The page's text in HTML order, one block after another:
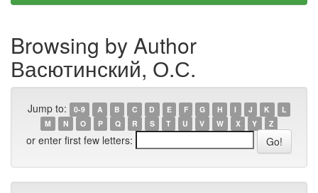
Browsing by Author
Васютинский, О.С.
Jump to: 0-9 A B C D E F G H I J K
L
M
N O P Q R S T U V W X Y Z
or enter first few letters: